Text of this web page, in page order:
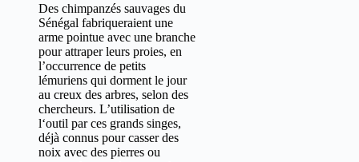
Des chimpanzés sauvages du
Sénégal fabriqueraient une
arme pointue avec une branche
pour attraper leurs proies, en
l’occurrence de petits
lémuriens qui dorment le jour
au creux des arbres, selon des
chercheurs. L’utilisation de
l‘outil par ces grands singes,
déjà connus pour casser des
noix avec des pierres ou